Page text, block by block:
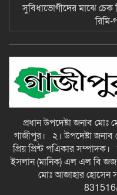
গাজীপুর সংবাদ
সুবিধাভোগীদের মাঝে চেক
প্রধান উপদেষ্টা জনাব
গাজীপুর। ২। উপদেষ্টা জনাব
প্রিয় প্রিন্ট পএিকার
ইসলান (মানিক) এল এল বি জজ
মোঃ আজাহার হোসেন